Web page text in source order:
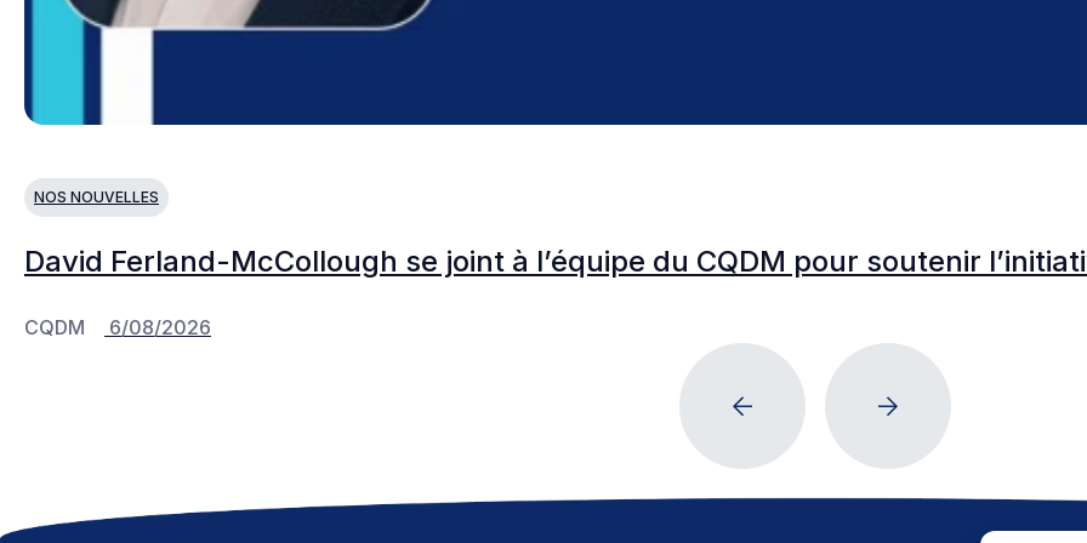
NOS NOUVELLES
David Ferland-McCollough se joint à l’équipe du CQDM pour soutenir
CQDM 6/08/2026